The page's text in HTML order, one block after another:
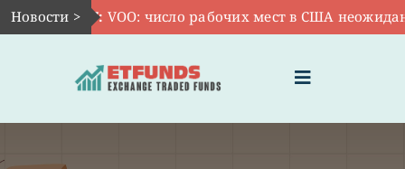
Skip
to
Новости >
Авг 7: VOO: число рабочих мест в США неожиданно
Toggle
Navigation